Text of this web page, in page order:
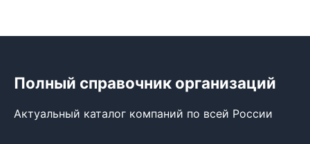
Полный справочник организаций
Актуальный каталог компаний по всей России